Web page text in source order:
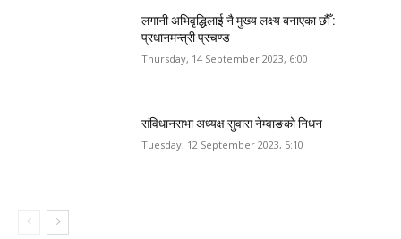
लगानी अभिवृद्धिलाई नै मुख्य लक्ष्य बनाएका छौँ :
प्रधानमन्त्री प्रचण्ड
Thursday, 14 September 2023, 6:00
संविधानसभा अध्यक्ष सुवास नेम्वाङको निधन
Tuesday, 12 September 2023, 5:10